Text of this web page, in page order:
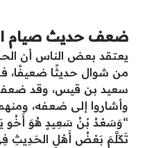
ضعف حديث صيام
يعتقد بعض الناس أن
من شوال حديثًا ضعيفًا،
سعيد بن قيس، وقد
وأشاروا إلى ضعفه،
“وَسَعْدُ بْنُ سَعِيدٍ هُوَ أَخُو
تَكَلَّمَ بَعْضُ أَهْلِ الحَدِيثِ